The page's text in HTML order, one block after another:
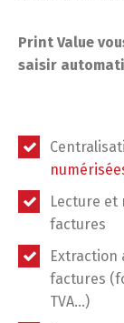
Print Value
saisir
Lecture et
factures
Extraction
factures
TVA…)